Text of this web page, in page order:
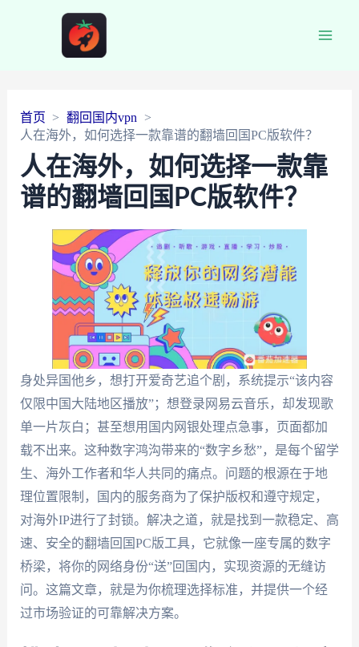
首页
翻回国内vpn
人在海外，如何选择一款靠谱的翻墙回国PC版软件？
人在海外，如何选择一款靠
谱的翻墙回国PC版软件？
身处异国他乡，想打开爱奇艺追个剧，系统提示“该内容
仅限中国大陆地区播放”；想登录网易云音乐，却发现歌
单一片灰白；甚至想用国内网银处理点急事，页面都加
载不出来。这种数字鸿沟带来的“数字乡愁”，是每个留学
生、海外工作者和华人共同的痛点。问题的根源在于地
理位置限制，国内的服务商为了保护版权和遵守规定，
对海外IP进行了封锁。解决之道，就是找到一款稳定、高
速、安全的翻墙回国PC版工具，它就像一座专属的数字
桥梁，将你的网络身份“送”回国内，实现资源的无缝访
问。这篇文章，就是为你梳理选择标准，并提供一个经
过市场验证的可靠解决方案。